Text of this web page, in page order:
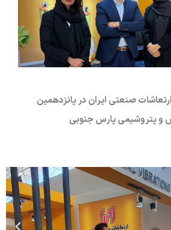
صنعتی ایران در پانزدهمین
و پتروشیمی پارس جنوبی